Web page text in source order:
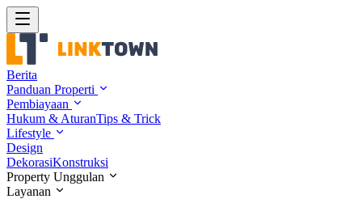
Berita
Panduan Properti
Pembiayaan
Hukum & AturanTips & Trick
Lifestyle
Design
DekorasiKonstruksi
Property Unggulan
Layanan